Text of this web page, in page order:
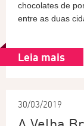
chocolates de
entre as duas
Leia mais
30/03/2019